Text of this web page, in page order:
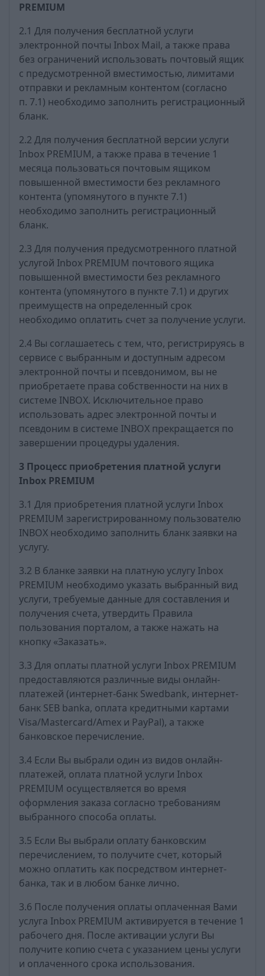
PREMIUM
2.1 Для получения бесплатной услуги
электронной почты Inbox Mail, а также права
без ограничений использовать почтовый ящик
с предусмотренной вместимостью, лимитами
отправки и рекламным контентом (согласно
п. 7.1) необходимо заполнить регистрационный
бланк.
2.2 Для получения бесплатной версии услуги
Inbox PREMIUM, а также права в течение 1
месяца пользоваться почтовым ящиком
повышенной вместимости без рекламного
контента (упомянутого в пункте 7.1)
необходимо заполнить регистрационный
бланк.
2.3 Для получения предусмотренного платной
услугой Inbox PREMIUM почтового ящика
повышенной вместимости без рекламного
контента (упомянутого в пункте 7.1) и других
преимуществ на определенный срок
необходимо оплатить счет за получение услуги.
2.4 Вы соглашаетесь с тем, что, регистрируясь в
сервисе с выбранным и доступным адресом
электронной почты и псевдонимом, вы не
приобретаете права собственности на них в
системе INBOX. Исключительное право
использовать адрес электронной почты и
псевдоним в системе INBOX прекращается по
завершении процедуры удаления.
3 Процесс приобретения платной услуги
Inbox PREMIUM
3.1 Для приобретения платной услуги Inbox
PREMIUM зарегистрированному пользователю
INBOX необходимо заполнить бланк заявки на
услугу.
3.2 В бланке заявки на платную услугу Inbox
PREMIUM необходимо указать выбранный вид
услуги, требуемые данные для составления и
получения счета, утвердить Правила
пользования порталом, а также нажать на
кнопку «Заказать».
3.3 Для оплаты платной услуги Inbox PREMIUM
предоставляются различные виды онлайн-
платежей (интернет-банк Swedbank, интернет-
банк SEB banka, оплата кредитными картами
Visa/Mastercard/Amex и PayPal), а также
банковское перечисление.
3.4 Если Вы выбрали один из видов онлайн-
платежей, оплата платной услуги Inbox
PREMIUM осуществляется во время
оформления заказа согласно требованиям
выбранного способа оплаты.
3.5 Если Вы выбрали оплату банковским
перечислением, то получите счет, который
можно оплатить как посредством интернет-
банка, так и в любом банке лично.
3.6 После получения оплаты оплаченная Вами
услуга Inbox PREMIUM активируется в течение 1
рабочего дня. После активации услуги Вы
получите копию счета с указанием цены услуги
и оплаченного срока использования.